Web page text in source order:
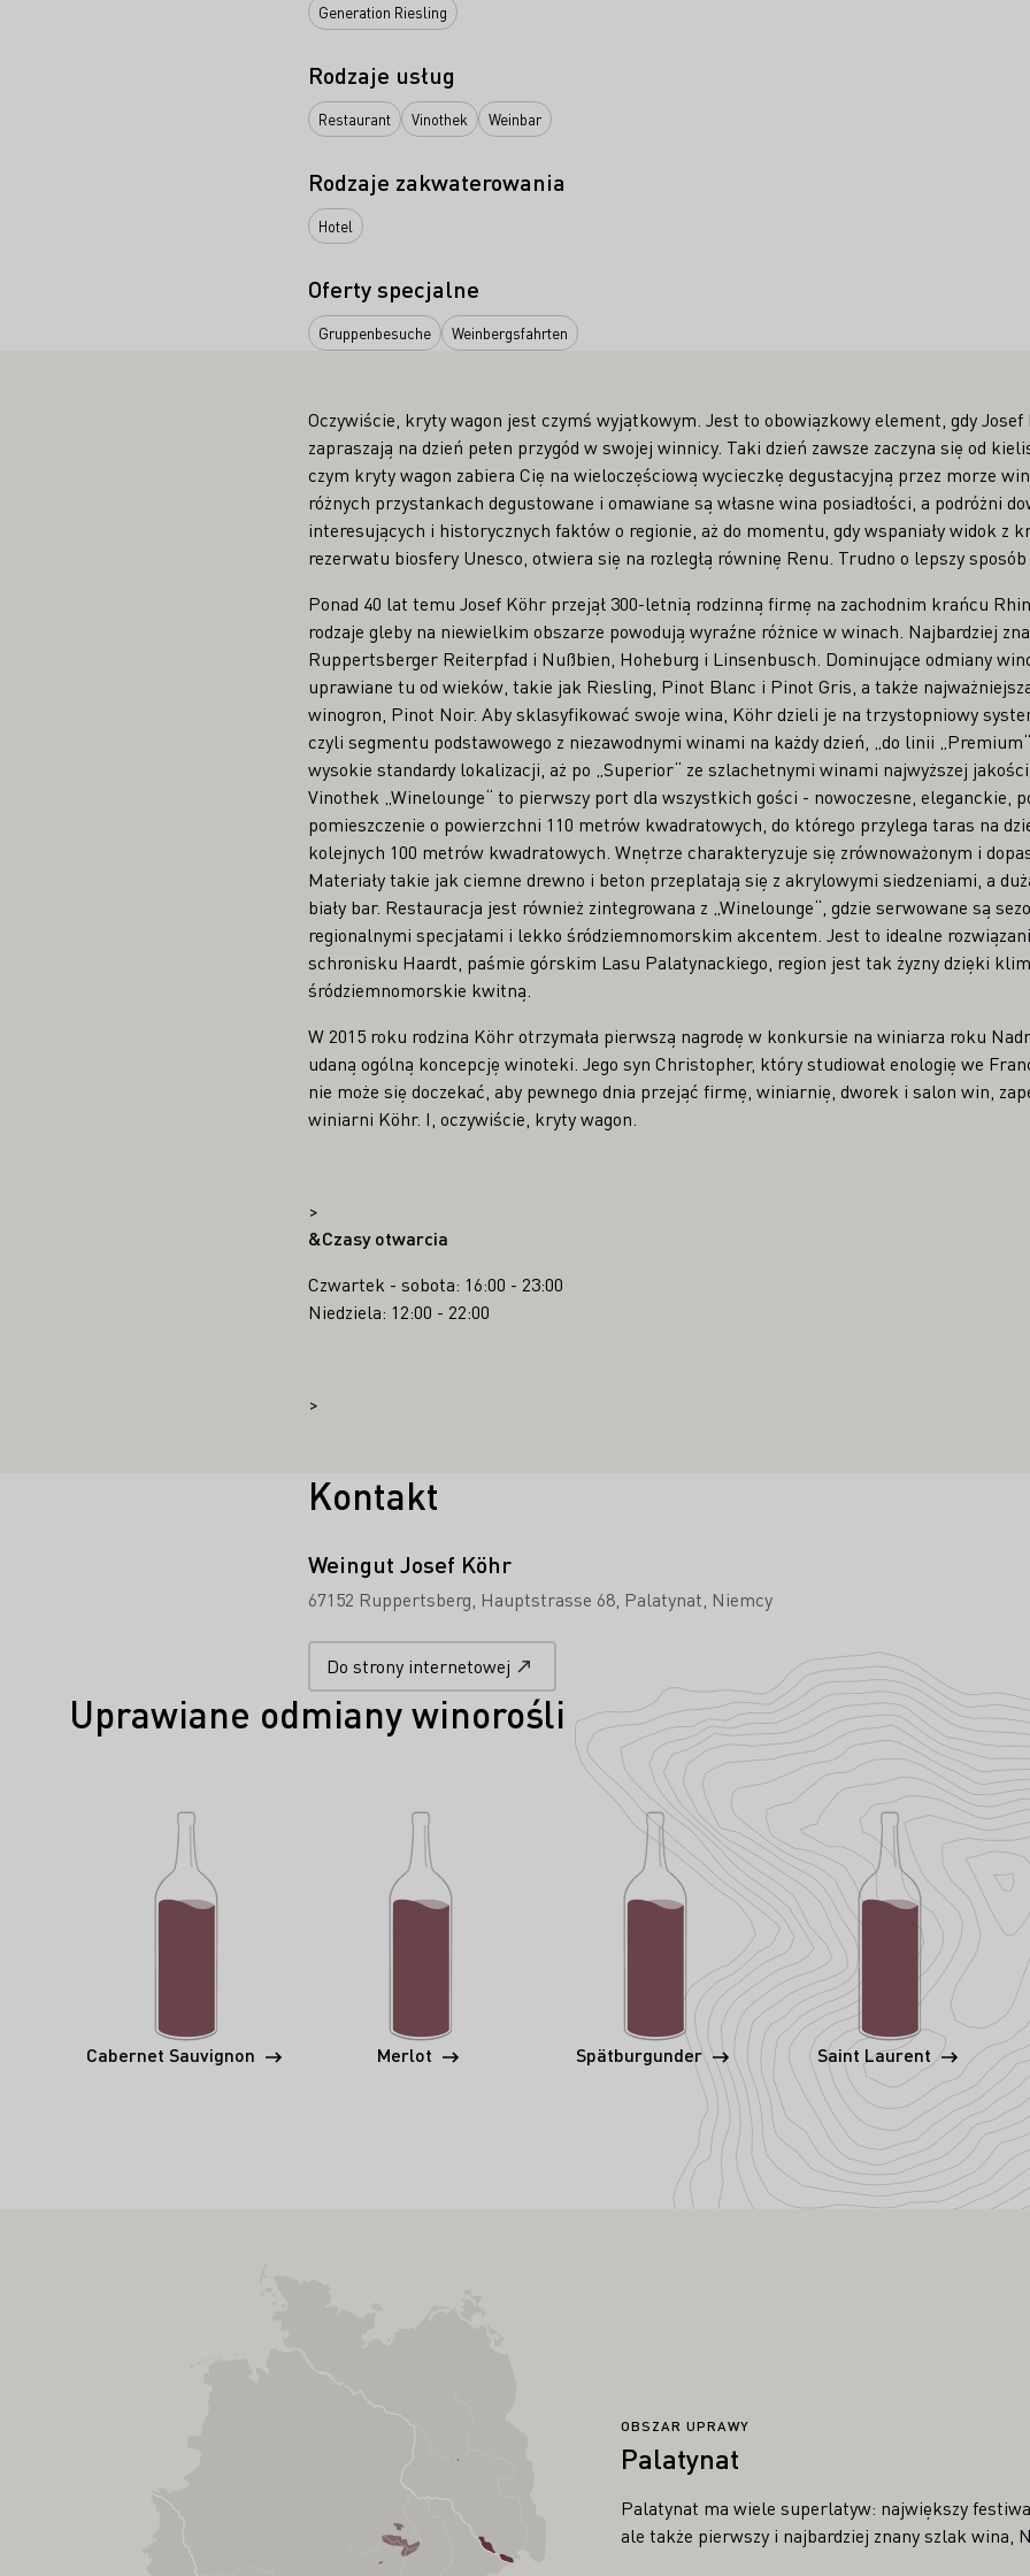
Generation Riesling
Rodzaje usług
Restaurant Vinothek Weinbar
Rodzaje zakwaterowania
Hotel
Oferty specjalne
Gruppenbesuche Weinbergsfahrten
Oczywiście, kryty wagon jest czymś wyjątkowym. Jest to obowiązkowy element, gdy
zapraszają na dzień pełen przygód w swojej winnicy. Taki dzień zawsze zaczyna się od
czym kryty wagon zabiera Cię na wieloczęściową wycieczkę degustacyjną przez morze
różnych przystankach degustowane i omawiane są własne wina posiadłości, a podróżni
interesujących i historycznych faktów o regionie, aż do momentu, gdy wspaniały widok z
rezerwatu biosfery Unesco, otwiera się na rozległą równinę Renu. Trudno o lepszy
Ponad 40 lat temu Josef Köhr przejął 300-letnią rodzinną firmę na zachodnim krańcu
rodzaje gleby na niewielkim obszarze powodują wyraźne różnice w winach. Najbardziej
Ruppertsberger Reiterpfad i Nußbien, Hoheburg i Linsenbusch. Dominujące odmiany
uprawiane tu od wieków, takie jak Riesling, Pinot Blanc i Pinot Gris, a także
winogron, Pinot Noir. Aby sklasyfikować swoje wina, Köhr dzieli je na trzystopniowy
czyli segmentu podstawowego z niezawodnymi winami na każdy dzień, „do linii
wysokie standardy lokalizacji, aż po „Superior“ ze szlachetnymi winami najwyższej jakości.
Vinothek „Winelounge“ to pierwszy port dla wszystkich gości - nowoczesne, eleganckie,
pomieszczenie o powierzchni 110 metrów kwadratowych, do którego przylega taras na
kolejnych 100 metrów kwadratowych. Wnętrze charakteryzuje się zrównoważonym i
Materiały takie jak ciemne drewno i beton przeplatają się z akrylowymi siedzeniami, a
biały bar. Restauracja jest również zintegrowana z „Winelounge“, gdzie serwowane są
regionalnymi specjałami i lekko śródziemnomorskim akcentem. Jest to idealne
schronisku Haardt, paśmie górskim Lasu Palatynackiego, region jest tak żyzny dzięki
śródziemnomorskie kwitną.
W 2015 roku rodzina Köhr otrzymała pierwszą nagrodę w konkursie na winiarza roku
udaną ogólną koncepcję winoteki. Jego syn Christopher, który studiował enologię we
nie może się doczekać, aby pewnego dnia przejąć firmę, winiarnię, dworek i salon win,
winiarni Köhr. I, oczywiście, kryty wagon.
>
&Czasy otwarcia
Czwartek - sobota: 16:00 - 23:00
Niedziela: 12:00 - 22:00
>
Kontakt
Weingut Josef Köhr
67152 Ruppertsberg Hauptstrasse 68 Palatynat Niemcy
Do strony internetowej
Uprawiane odmiany winorośli
Cabernet Sauvignon Merlot Spätburgunder Saint Laurent
OBSZAR UPRAWY
Palatynat
Palatynat ma wiele superlatyw: największy
ale także pierwszy i najbardziej znany szlak wina,